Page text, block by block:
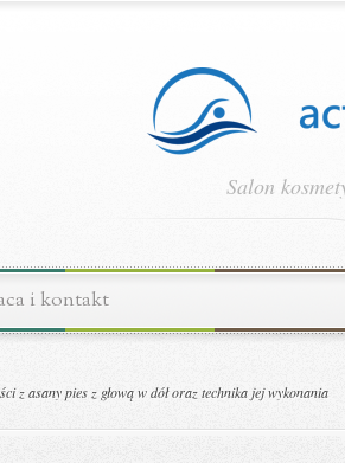
Salon
i kontakt
z asany pies z głową w dół oraz technika jej wykonania